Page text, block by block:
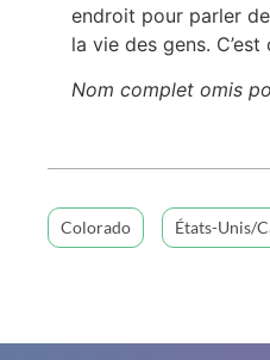
endroit pour parler
la vie des gens.
Nom complet omis
Colorado États-Unis/